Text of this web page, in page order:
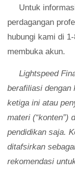
Untuk
perdagangan
hubungi kami di
membuka akun.
Lightspeed
berafiliasi dengan
ketiga ini atau
materi (“konten”)
pendidikan saja.
ditafsirkan
rekomendasi